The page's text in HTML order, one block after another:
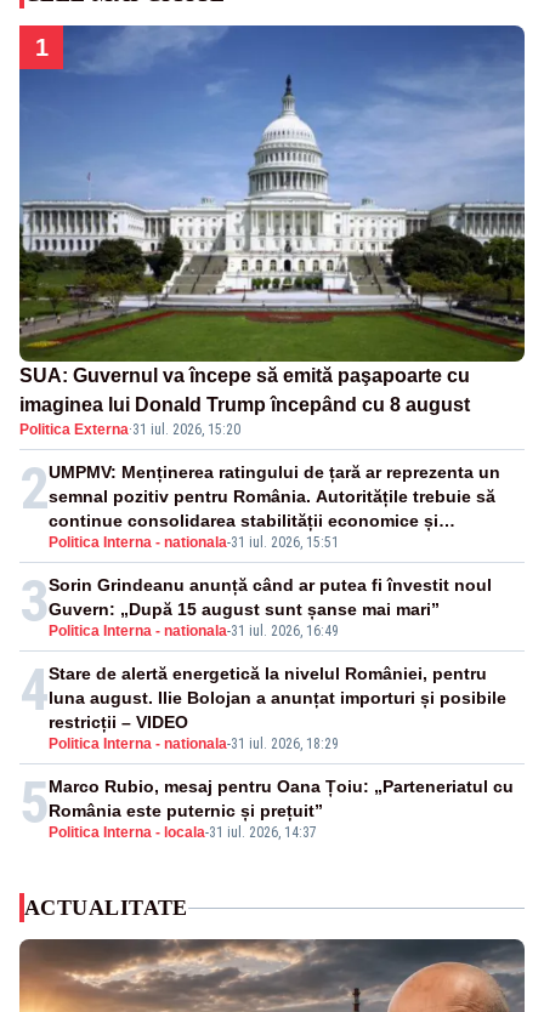
1
SUA: Guvernul va începe să emită paşapoarte cu
imaginea lui Donald Trump începând cu 8 august
Politica Externa·31 iul. 2026, 15:20
2
Politica Interna - nationala-31 iul. 2026, 15:51
UMPMV: Menținerea ratingului de țară ar reprezenta un
semnal pozitiv pentru România. Autoritățile trebuie să
continue consolidarea stabilității economice și
financiare
3 Politica Interna - nationala-31 iul. 2026, 16:49
Sorin Grindeanu anunță când ar putea fi învestit noul
Guvern: „După 15 august sunt șanse mai mari”
4
Politica Interna - nationala-31 iul. 2026, 18:29
Stare de alertă energetică la nivelul României, pentru
luna august. Ilie Bolojan a anunțat importuri și posibile
restricții – VIDEO
5 Politica Interna - locala-31 iul. 2026, 14:37
Marco Rubio, mesaj pentru Oana Țoiu: „Parteneriatul cu
România este puternic și prețuit”
ACTUALITATE